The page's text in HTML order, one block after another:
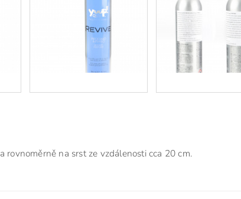
rovnoměrně na srst ze vzdálenosti cca 20 cm.